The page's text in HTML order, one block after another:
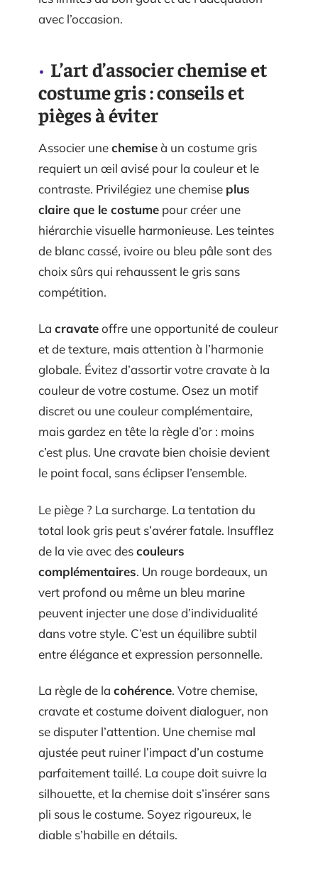
avec l’occasion.
L’art d’associer chemise et
costume gris : conseils et
pièges à éviter
Associer unechemiseà un costume gris
requiert un œil avisé pour la couleur et le
contraste. Privilégiez une chemise plus
claire que le costume pour créer une
hiérarchie visuelle harmonieuse. Les teintes
de blanc cassé, ivoire ou bleu pâle sont des
choix sûrs qui rehaussent le gris sans
compétition.
La cravateoffre une opportunité de couleur
et de texture, mais attention à l’harmonie
globale. Évitez d’assortir votre cravate à la
couleur de votre costume. Osez un motif
discret ou une couleur complémentaire,
mais gardez en tête la règle d’or : moins
c’est plus. Une cravate bien choisie devient
le point focal, sans éclipser l’ensemble.
Le piège ? La surcharge. La tentation du
total look gris peut s’avérer fatale. Insufflez
de la vie avec descouleurs
complémentaires. Un rouge bordeaux, un
vert profond ou même un bleu marine
peuvent injecter une dose d’individualité
dans votre style. C’est un équilibre subtil
entre élégance et expression personnelle.
La règle de la cohérence. Votre chemise,
cravate et costume doivent dialoguer, non
se disputer l’attention. Une chemise mal
ajustée peut ruiner l’impact d’un costume
parfaitement taillé. La coupe doit suivre la
silhouette, et la chemise doit s’insérer sans
pli sous le costume. Soyez rigoureux, le
diable s’habille en détails.